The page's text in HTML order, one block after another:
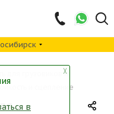
для грузовиков и
и сцепление
╳
в